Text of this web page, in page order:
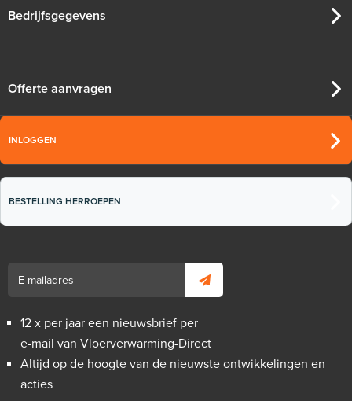
Bedrijfsgegevens
Offerte aanvragen
INLOGGEN
BESTELLING HERROEPEN
12 x per jaar een nieuwsbrief per
e-mail van Vloerverwarming-Direct
Altijd op de hoogte van de nieuwste ontwikkelingen en
acties